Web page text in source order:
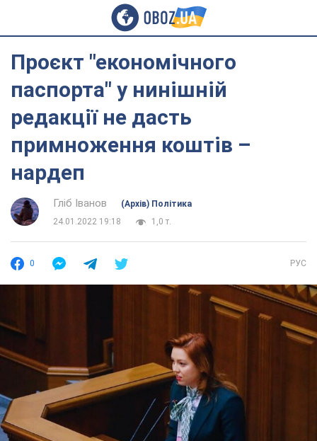
Проєкт "економічного
паспорта" у нинішній
редакції не дасть
примноження коштів –
нардеп
Гліб Іванов
(Архів) Політика
24.01.2022 19:18
1,0 т.
0 РУС